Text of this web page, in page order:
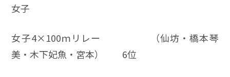
女子
女子4×100ｍリレー （仙坊・橋本琴
美・木下妃魚・宮本） 6位